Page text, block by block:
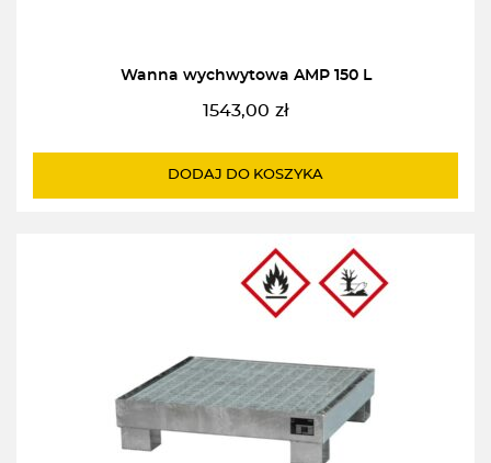
Wanna wychwytowa AMP 150 L
1543,00 zł
DODAJ DO KOSZYKA